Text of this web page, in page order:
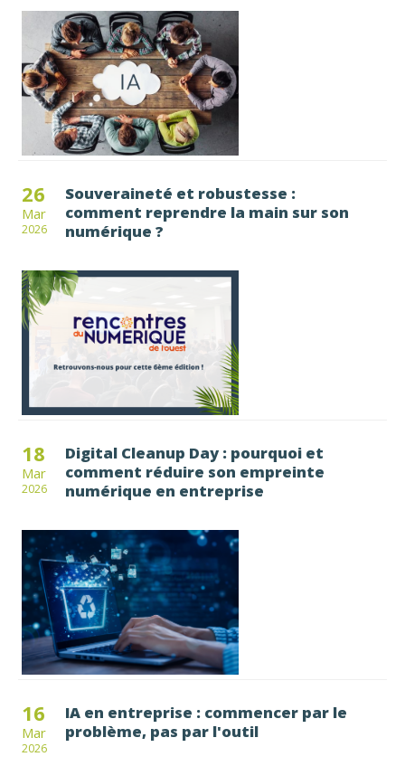
26
Mar
2026
Souveraineté et robustesse :
comment reprendre la main sur son
numérique ?
18
Mar
2026
Digital Cleanup Day : pourquoi et
comment réduire son empreinte
numérique en entreprise
16
Mar
2026
IA en entreprise : commencer par le
problème, pas par l'outil